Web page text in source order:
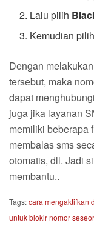
Lalu pilih
Kemudian pilih
Dengan
tersebut, maka
dapat
juga jika layanan
memiliki beberapa
membalas sms
otomatis, dll. Jadi
membantu..
Tags:cara mengaktifkan
untuk blokir nomor